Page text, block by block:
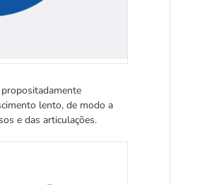
lento, de modo a
e das articulações.